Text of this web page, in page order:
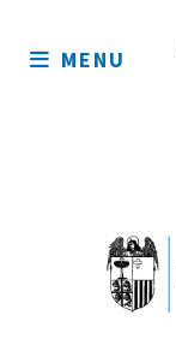
sitio
MENU